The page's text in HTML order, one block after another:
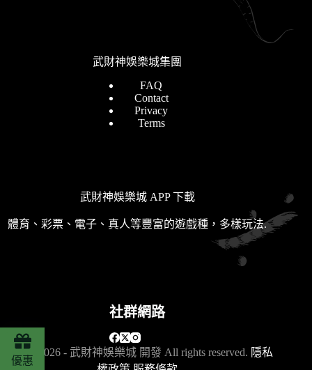
武財神娛樂城集團
FAQ
Contact
Privacy
Terms
武財神娛樂城 APP 下載
體育、彩票、電子、真人等豐富的遊戲種，多樣玩法.
社群網路
版權 © 2026 - 武財神娛樂城 開發 All rights reserved. 隱私
優惠